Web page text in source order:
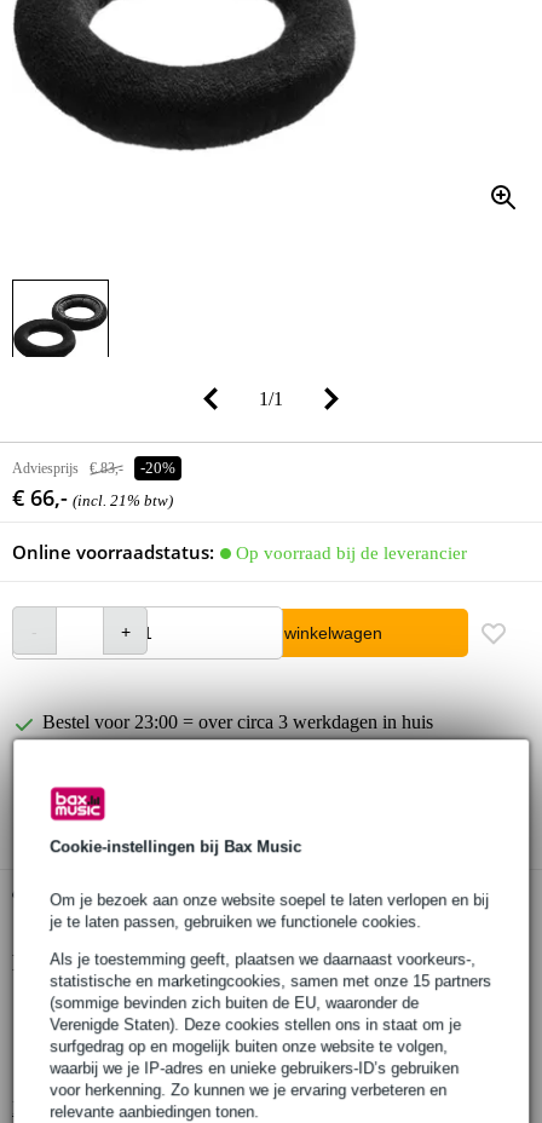
Cookie-instellingen bij Bax Music
Om je bezoek aan onze website soepel te laten verlopen en bij
je te laten passen, gebruiken we functionele cookies.
Als je toestemming geeft, plaatsen we daarnaast voorkeurs-,
statistische en marketingcookies, samen met onze 15 partners
(sommige bevinden zich buiten de EU, waaronder de
Verenigde Staten). Deze cookies stellen ons in staat om je
surfgedrag op en mogelijk buiten onze website te volgen,
waarbij we je IP-adres en unieke gebruikers-ID’s gebruiken
voor herkenning. Zo kunnen we je ervaring verbeteren en
relevante aanbiedingen tonen.
1/1
Adviesprijs € 83,- -20%
€ 66,- (incl. 21% btw)
Online voorraadstatus: Op voorraad bij de leverancier
In winkelwagen
Bestel voor 23:00 = over circa 3 werkdagen in huis
3 jaar Bax Music garantie
Gratis ophalen in de winkel
Productinformatie
oorkussens
merk: Neumann
materiaal: traagschuim
Bekijk alle productspecificaties